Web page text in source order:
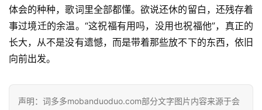
体会的种种，歌词里全部都懂。欲说还休的留白，还残存着
事过境迁的余温。“这祝福有用吗，没用也祝福他”，真正的
长大，从不是没有遗憾，而是带着那些放不下的东西，依旧
向前出发。
声明：词多多mobanduoduo.com部分文字图片内容来源于会